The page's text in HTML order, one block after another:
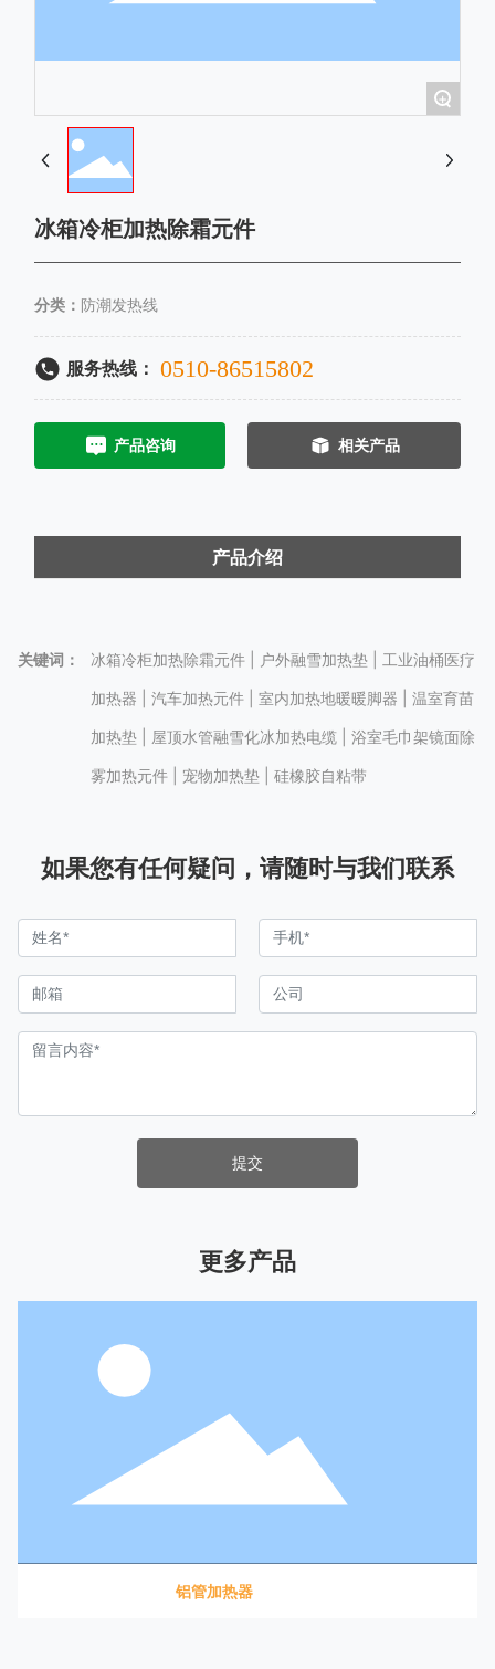
+
冰箱冷柜加热除霜元件
分类： 防潮发热线
服务热线： 0510-86515802
产品咨询 相关产品
产品介绍
关键词： 冰箱冷柜加热除霜元件 | 户外融雪加热垫 | 工业油桶医疗
加热器 | 汽车加热元件 | 室内加热地暖暖脚器 | 温室育苗
加热垫 | 屋顶水管融雪化冰加热电缆 | 浴室毛巾架镜面除
雾加热元件 | 宠物加热垫 | 硅橡胶自粘带
如果您有任何疑问，请随时与我们联系
提交
更多产品
铝管加热器